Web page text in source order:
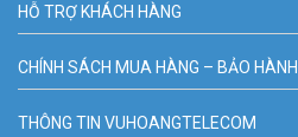
HỖ TRỢ KHÁCH HÀNG
CHÍNH SÁCH MUA HÀNG – BẢO HÀNH
THÔNG TIN VUHOANGTELECOM